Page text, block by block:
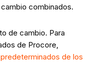
combinados.
de cambio. Para
de Procore,
de los